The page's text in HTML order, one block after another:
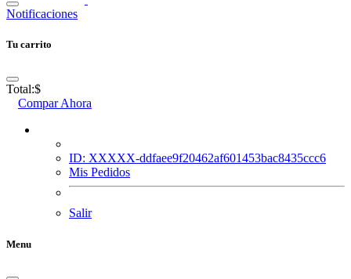
Notificaciones
Tu carrito
Total:$
Compar Ahora
ID: XXXXX-ddfaee9f20462af601453bac8435ccc6
Mis Pedidos
Salir
Menu